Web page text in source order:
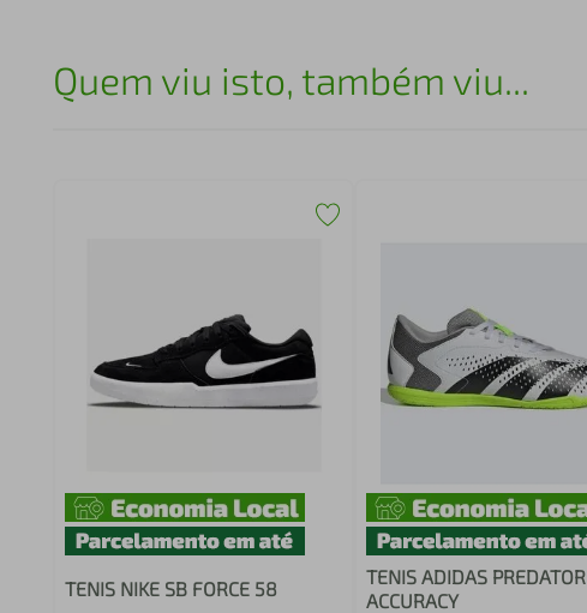
Quem viu isto, também viu...
TENIS NIKE SB FORCE 58
TENIS ADIDAS PREDATOR
ACCURACY